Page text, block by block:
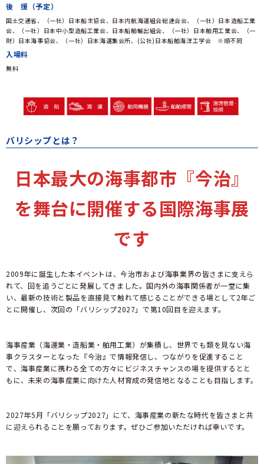
後 援（予定）
国土交通省、（一社）日本船主協会、日本内航海運組合総連合会、（一社）日本造船工業
会、（一社）日本中小型造船工業会、日本船舶輸出組合、（一社）日本舶用工業会、（一
財）日本海事協会、（一社）日本海運集会所、(公社)日本船舶海洋工学会 ※順不同
入場料
無料
バリシップとは？
​日本最大の海事都市『今治』
を舞台に開催する国際海事展
です
2009年に誕生した本イベントは、今治市および海事業界の皆さまに支えら
れて、回を追うごとに発展してきました。国内外の海事関係者が一堂に集
い、最新の技術と製品を直接見て触れて感じることができる場として2年ご
とに開催し、次回の「バリシップ2027」で第10回目を迎えます。​
海事産業（海運業・造船業・舶用工業）が集積し、世界でも類を見ない海
事クラスターとなった『今治』で情報発信し、つながりを促進すること
で、海事産業に携わる全ての方々にビジネスチャンスの場を提供するとと
もに、未来の海事産業に向けた人材育成の発信地となることも目指します。​
2027年5月「バリシップ2027」にて、海事産業の新たな時代を皆さまと共
に迎えられることを願っております。ぜひご参加いただければ幸いです。